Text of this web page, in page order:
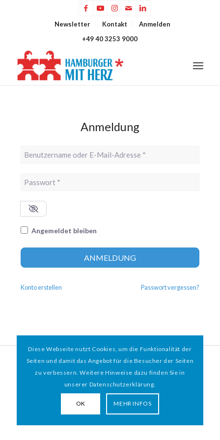
Newsletter Kontakt
Anmelden
+49 40 3253 9000
Anmeldung
Benutzername oder E-Mail-Adresse
Passwort *
Angemeldet bleiben
ANMELDUNG
Konto erstellen Passwort vergessen?
© 2026 HAMBURGER*MIT HERZ e.V. | WEBDESIGN BY WEBIGAMI
Diese Webseite nutzt Cookies, um die Funktionalität der
Seiten und damit das Angebot für die Besucher der Seiten
zu verbessern. Weitere Hinweise dazu finden Sie in
unserer Datenschutzerklärung.
OK MEHR INFOS